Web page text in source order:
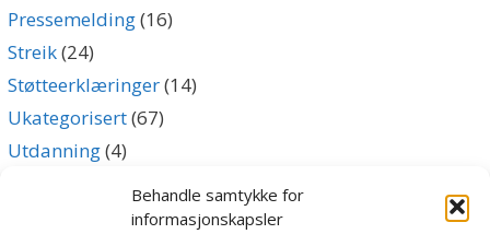
Behandle samtykke for
informasjonskapsler
Pressemelding(16)
Streik(24)
Støtteerklæringer(14)
Ukategorisert(67)
Utdanning(4)